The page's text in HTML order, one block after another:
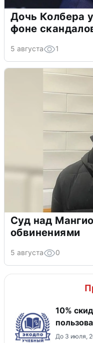
Дочь Колбера
фоне
5 августа 1
Суд над
обвинениями
5 августа 0
10%
До 3 июля,